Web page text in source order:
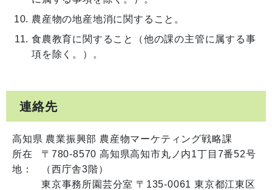
農産物の地産地消に関すること。
食農教育に関すること（他の課の主管に属する事
項を除く。）。
連絡先
高知県 農業振興部 農産物マーケティング戦略課
所在
地：
〒780-8570 高知県高知市丸ノ内1丁目7番52号
（西庁舎3階）
東京事務所園芸分室 〒135-0061 東京都江東区